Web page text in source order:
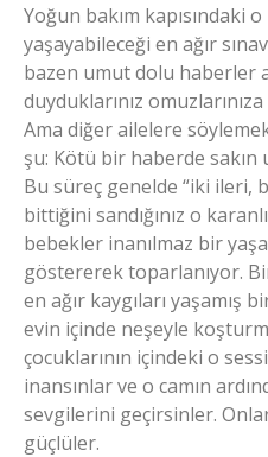
Yoğun bakım kapısındaki
yaşayabileceği en ağır
bazen umut dolu haberler
duyduklarınız
Ama diğer ailelere
şu: Kötü bir haberde sakın
Bu süreç genelde “iki ileri,
bittiğini sandığınız o
bebekler inanılmaz bir
göstererek toparlanıyor.
en ağır kaygıları yaşamış
evin içinde neşeyle
çocuklarının içindeki o
inansınlar ve o camın
sevgilerini geçirsinler. Onlar
güçlüler.